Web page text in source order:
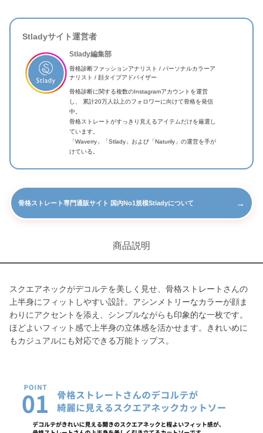
Stladyサイト運営者
Stlady編集部
骨格診断ファッションアナリスト / パーソナルカラーア
ナリスト / 顔タイプアドバイザー
骨格診断に関する複数のInstagramアカウントを運営
し、 累計20万人以上のフォロワーに向けて骨格を発信
中。
骨格ストレートがすっきり見えるアイテムだけを厳選し
ています。
「Waverry」「Stlady」および「Naturily」の運営を手が
けている。
骨格ストレート専門通販サイト 国内No1規模Stladyについて →
商品説明
スクエアネックがデコルテを美しく見せ、骨格ストレートさんの
上半身にフィットしやすい設計。アシンメトリーなカラーが顔ま
わりにアクセントを添え、シンプルながらも印象的な一枚です。
ほどよいフィット感で上半身の立体感を活かせます。きれいめに
もカジュアルにも対応できる万能トップス。